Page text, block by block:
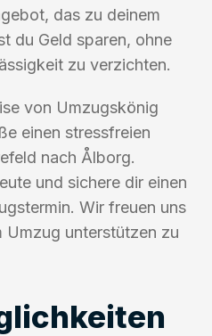
das zu deinem
du Geld sparen, ohne
zu verzichten.
von Umzugskönig
einen stressfreien
nach Ålborg.
und sichere dir einen
Wir freuen uns
Umzug unterstützen zu